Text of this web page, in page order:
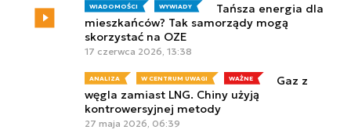
WIADOMOŚCI WYWIADY
Tańsza energia dla
mieszkańców? Tak samorządy mogą
skorzystać na OZE
17 czerwca 2026, 13:38
ANALIZA W CENTRUM UWAGI WAŻNE
Gaz z
węgla zamiast LNG. Chiny użyją
kontrowersyjnej metody
27 maja 2026, 06:39